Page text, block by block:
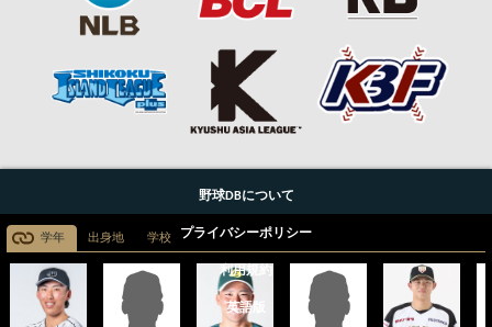
学年 出身地 学校
野球DBについて
プライバシーポリシー
利用規約
英語版